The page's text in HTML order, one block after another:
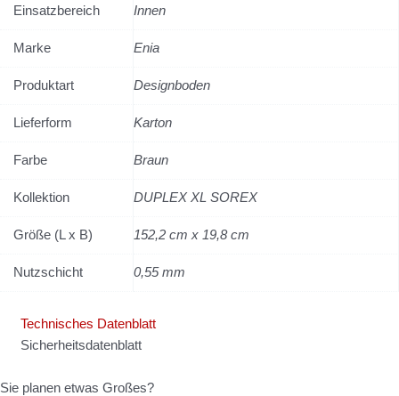
Einsatzbereich Innen
Marke Enia
Produktart Designboden
Lieferform Karton
Farbe Braun
Kollektion DUPLEX XL SOREX
Größe (L x B) 152,2 cm x 19,8 cm
Nutzschicht 0,55 mm
Technisches Datenblatt
Sicherheitsdatenblatt
Sie planen etwas Großes?